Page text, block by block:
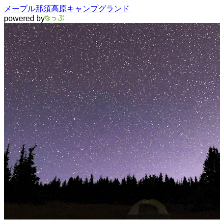
メープル那須高原キャンプグランド
powered by